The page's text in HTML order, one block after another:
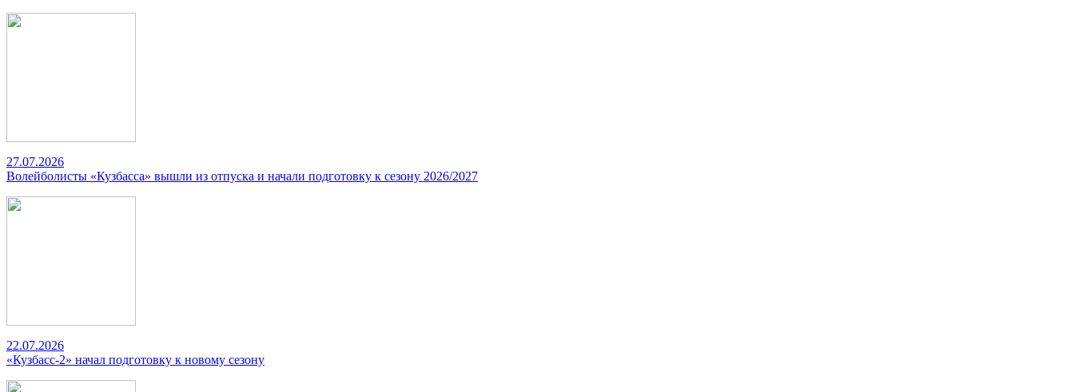
27.07.2026
Волейболисты «Кузбасса» вышли из отпуска и начали подготовку к сезону 2026/2027
22.07.2026
«Кузбасс-2» начал подготовку к новому сезону